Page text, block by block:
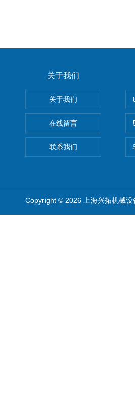
关于我们
关于我们
在线留言
联系我们
Copyright © 2026 上海兴拓机械设